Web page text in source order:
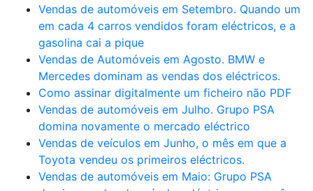
Vendas de automóveis em Setembro. Quando um
em cada 4 carros vendidos foram eléctricos, e a
gasolina cai a pique
Vendas de Automóveis em Agosto. BMW e
Mercedes dominam as vendas dos eléctricos.
Como assinar digitalmente um ficheiro não PDF
Vendas de automóveis em Julho. Grupo PSA
domina novamente o mercado eléctrico
Vendas de veículos em Junho, o mês em que a
Toyota vendeu os primeiros eléctricos.
Vendas de automóveis em Maio: Grupo PSA